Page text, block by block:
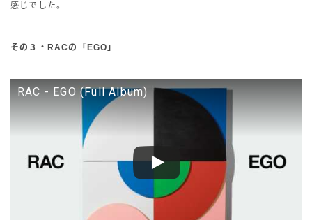
感じでした。
その３・RACの「EGO」
RAC - EGO (Full Album)